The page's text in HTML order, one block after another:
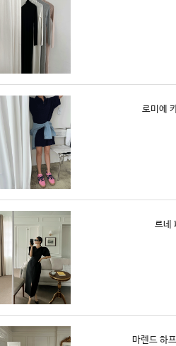
로미에
르네
마렌드 하